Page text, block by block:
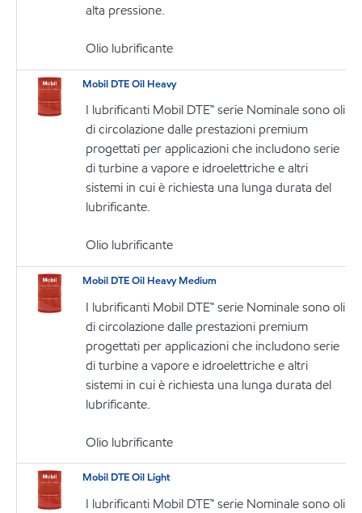
alta pressione.
Olio lubrificante
Mobil DTE Oil Heavy
I lubrificanti Mobil DTE™ serie Nominale sono oli
di circolazione dalle prestazioni premium
progettati per applicazioni che includono serie
di turbine a vapore e idroelettriche e altri
sistemi in cui è richiesta una lunga durata del
lubrificante.
Olio lubrificante
Mobil DTE Oil Heavy Medium
I lubrificanti Mobil DTE™ serie Nominale sono oli
di circolazione dalle prestazioni premium
progettati per applicazioni che includono serie
di turbine a vapore e idroelettriche e altri
sistemi in cui è richiesta una lunga durata del
lubrificante.
Olio lubrificante
Mobil DTE Oil Light
I lubrificanti Mobil DTE™ serie Nominale sono oli